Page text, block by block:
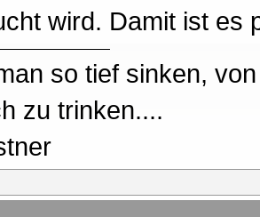
wird. Damit ist es
so tief sinken,
zu trinken....